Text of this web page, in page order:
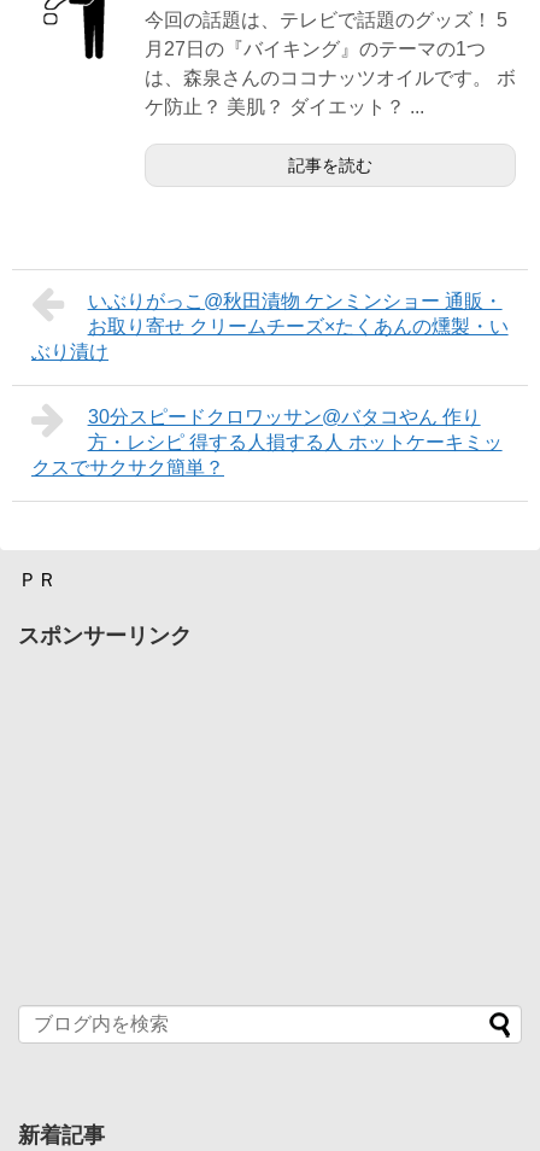
今回の話題は、テレビで話題のグッズ！ 5
月27日の『バイキング』のテーマの1つ
は、森泉さんのココナッツオイルです。 ボ
ケ防止？ 美肌？ ダイエット？ ...
記事を読む
いぶりがっこ@秋田漬物 ケンミンショー 通販・
お取り寄せ クリームチーズ×たくあんの燻製・い
ぶり漬け
30分スピードクロワッサン@バタコやん 作り
方・レシピ 得する人損する人 ホットケーキミッ
クスでサクサク簡単？
ＰＲ
スポンサーリンク
新着記事